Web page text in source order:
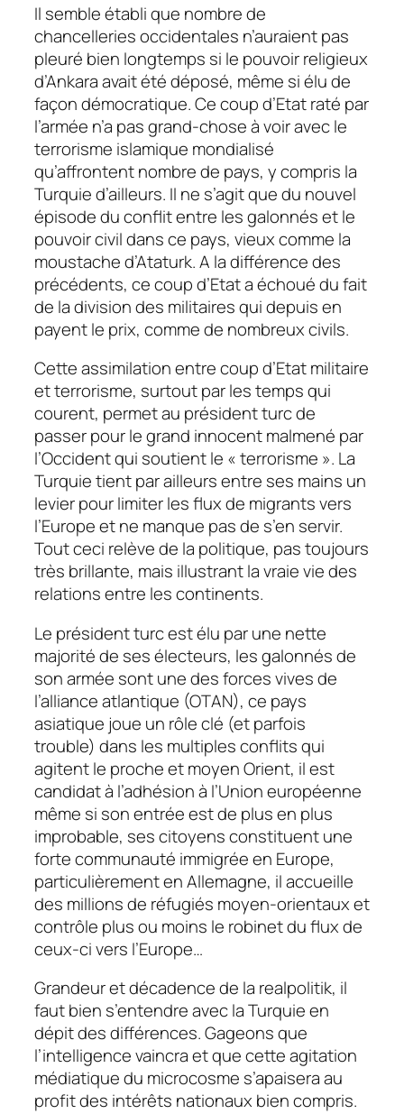
Il semble établi que nombre de
chancelleries occidentales n’auraient pas
pleuré bien longtemps si le pouvoir religieux
d’Ankara avait été déposé, même si élu de
façon démocratique. Ce coup d’Etat raté par
l’armée n’a pas grand-chose à voir avec le
terrorisme islamique mondialisé
qu’affrontent nombre de pays, y compris la
Turquie d’ailleurs. Il ne s’agit que du nouvel
épisode du conflit entre les galonnés et le
pouvoir civil dans ce pays, vieux comme la
moustache d’Ataturk. A la différence des
précédents, ce coup d’Etat a échoué du fait
de la division des militaires qui depuis en
payent le prix, comme de nombreux civils.
Cette assimilation entre coup d’Etat militaire
et terrorisme, surtout par les temps qui
courent, permet au président turc de
passer pour le grand innocent malmené par
l’Occident qui soutient le « terrorisme ». La
Turquie tient par ailleurs entre ses mains un
levier pour limiter les flux de migrants vers
l’Europe et ne manque pas de s’en servir.
Tout ceci relève de la politique, pas toujours
très brillante, mais illustrant la vraie vie des
relations entre les continents.
Le président turc est élu par une nette
majorité de ses électeurs, les galonnés de
son armée sont une des forces vives de
l’alliance atlantique (OTAN), ce pays
asiatique joue un rôle clé (et parfois
trouble) dans les multiples conflits qui
agitent le proche et moyen Orient, il est
candidat à l’adhésion à l’Union européenne
même si son entrée est de plus en plus
improbable, ses citoyens constituent une
forte communauté immigrée en Europe,
particulièrement en Allemagne, il accueille
des millions de réfugiés moyen-orientaux et
contrôle plus ou moins le robinet du flux de
ceux-ci vers l’Europe…
Grandeur et décadence de la realpolitik, il
faut bien s’entendre avec la Turquie en
dépit des différences. Gageons que
l’intelligence vaincra et que cette agitation
médiatique du microcosme s’apaisera au
profit des intérêts nationaux bien compris.